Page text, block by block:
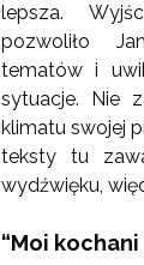
lepsza.
pozwoliło
tematów i
sytuacje. Nie
klimatu swojej
teksty tu
wydźwięku,
“Moi